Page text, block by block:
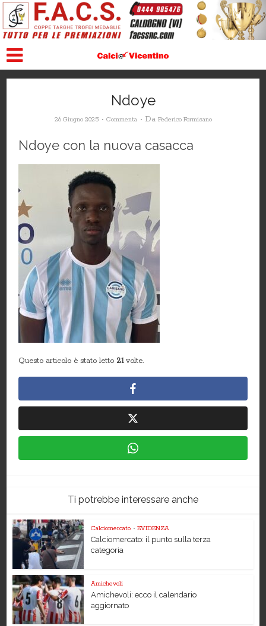
Ndoye
26 Giugno 2025 Commenta Da Federico Formisano
Ndoye con la nuova casacca
Questo articolo è stato letto 21volte.
Ti potrebbe interessare anche
Calciomercato • EVIDENZA
Calciomercato: il punto sulla terza
categoria
Amichevoli
Amichevoli: ecco il calendario
aggiornato